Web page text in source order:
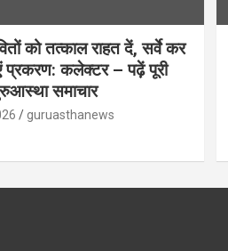
को तत्काल राहत दें, सर्वे कर
प्रकरण: कलेक्टर – पढ़ें पूरी
समाचार
guruasthanews